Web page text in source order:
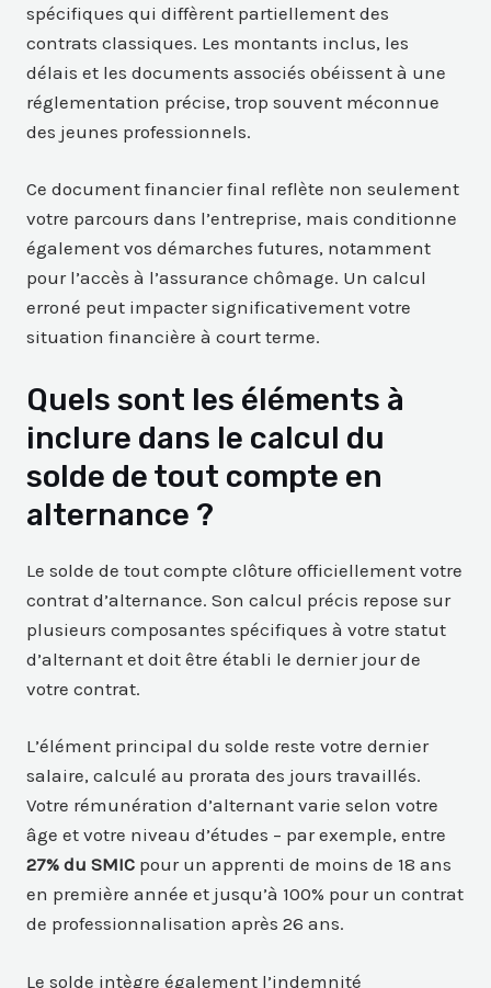
spécifiques qui diffèrent partiellement des
contrats classiques. Les montants inclus, les
délais et les documents associés obéissent à une
réglementation précise, trop souvent méconnue
des jeunes professionnels.
Ce document financier final reflète non seulement
votre parcours dans l’entreprise, mais conditionne
également vos démarches futures, notamment
pour l’accès à l’assurance chômage. Un calcul
erroné peut impacter significativement votre
situation financière à court terme.
Quels sont les éléments à
inclure dans le calcul du
solde de tout compte en
alternance ?
Le solde de tout compte clôture officiellement votre
contrat d’alternance. Son calcul précis repose sur
plusieurs composantes spécifiques à votre statut
d’alternant et doit être établi le dernier jour de
votre contrat.
L’élément principal du solde reste votre dernier
salaire, calculé au prorata des jours travaillés.
Votre rémunération d’alternant varie selon votre
âge et votre niveau d’études – par exemple, entre
27% du SMIC pour un apprenti de moins de 18 ans
en première année et jusqu’à 100% pour un contrat
de professionnalisation après 26 ans.
Le solde intègre également l’indemnité